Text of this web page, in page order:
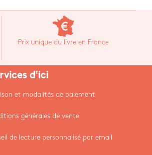
Prix unique du livre en France
d'ici
et modalités de paiement
générales de vente
de lecture personnalisé par email